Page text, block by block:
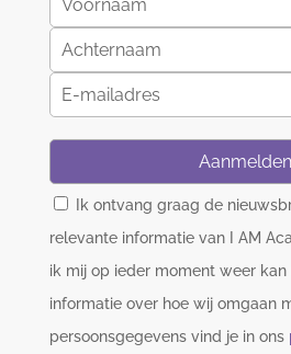
Aanmelden
Ik ontvang graag de
relevante informatie van I AM
ik mij op ieder moment weer kan
informatie over hoe wij omgaan
persoonsgegevens vind je in ons